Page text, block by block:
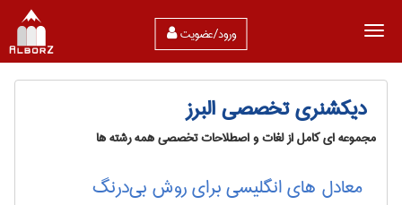
ورود/عضویت
دیکشنری تخصصی البرز
مجموعه ای کامل از لغات و اصطلاحات تخصصی همه رشته ها
معادل های انگلیسی برای روش بی‌درنگ